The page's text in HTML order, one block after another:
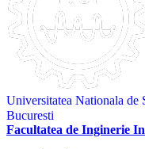
Universitatea Nationala de
Bucuresti
Facultatea de Inginerie